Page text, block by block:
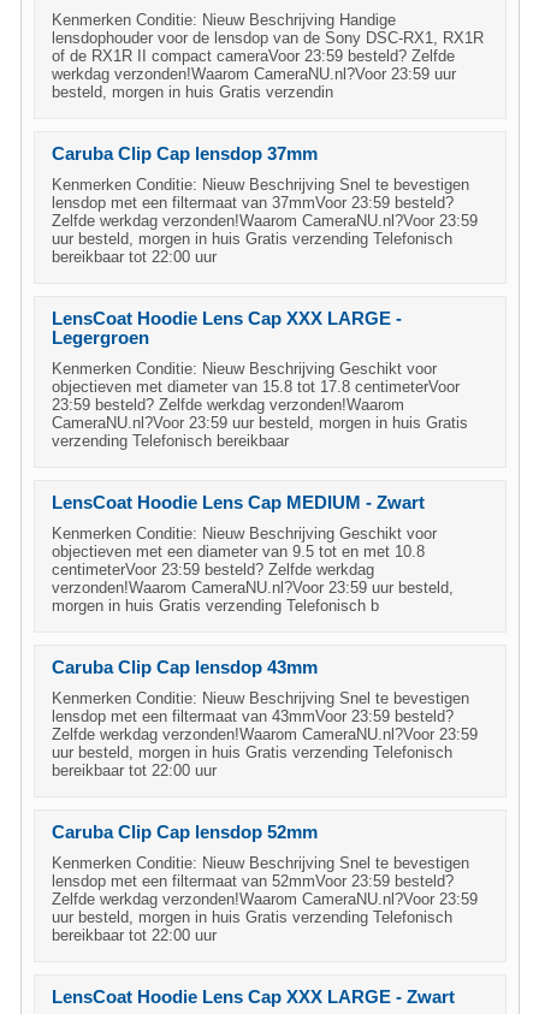
Kenmerken Conditie: Nieuw Beschrijving Handige
lensdophouder voor de lensdop van de Sony DSC-RX1, RX1R
of de RX1R II compact cameraVoor 23:59 besteld? Zelfde
werkdag verzonden!Waarom CameraNU.nl?Voor 23:59 uur
besteld, morgen in huis Gratis verzendin
Caruba Clip Cap lensdop 37mm
Kenmerken Conditie: Nieuw Beschrijving Snel te bevestigen
lensdop met een filtermaat van 37mmVoor 23:59 besteld?
Zelfde werkdag verzonden!Waarom CameraNU.nl?Voor 23:59
uur besteld, morgen in huis Gratis verzending Telefonisch
bereikbaar tot 22:00 uur
LensCoat Hoodie Lens Cap XXX LARGE -
Legergroen
Kenmerken Conditie: Nieuw Beschrijving Geschikt voor
objectieven met diameter van 15.8 tot 17.8 centimeterVoor
23:59 besteld? Zelfde werkdag verzonden!Waarom
CameraNU.nl?Voor 23:59 uur besteld, morgen in huis Gratis
verzending Telefonisch bereikbaar
LensCoat Hoodie Lens Cap MEDIUM - Zwart
Kenmerken Conditie: Nieuw Beschrijving Geschikt voor
objectieven met een diameter van 9.5 tot en met 10.8
centimeterVoor 23:59 besteld? Zelfde werkdag
verzonden!Waarom CameraNU.nl?Voor 23:59 uur besteld,
morgen in huis Gratis verzending Telefonisch b
Caruba Clip Cap lensdop 43mm
Kenmerken Conditie: Nieuw Beschrijving Snel te bevestigen
lensdop met een filtermaat van 43mmVoor 23:59 besteld?
Zelfde werkdag verzonden!Waarom CameraNU.nl?Voor 23:59
uur besteld, morgen in huis Gratis verzending Telefonisch
bereikbaar tot 22:00 uur
Caruba Clip Cap lensdop 52mm
Kenmerken Conditie: Nieuw Beschrijving Snel te bevestigen
lensdop met een filtermaat van 52mmVoor 23:59 besteld?
Zelfde werkdag verzonden!Waarom CameraNU.nl?Voor 23:59
uur besteld, morgen in huis Gratis verzending Telefonisch
bereikbaar tot 22:00 uur
LensCoat Hoodie Lens Cap XXX LARGE - Zwart